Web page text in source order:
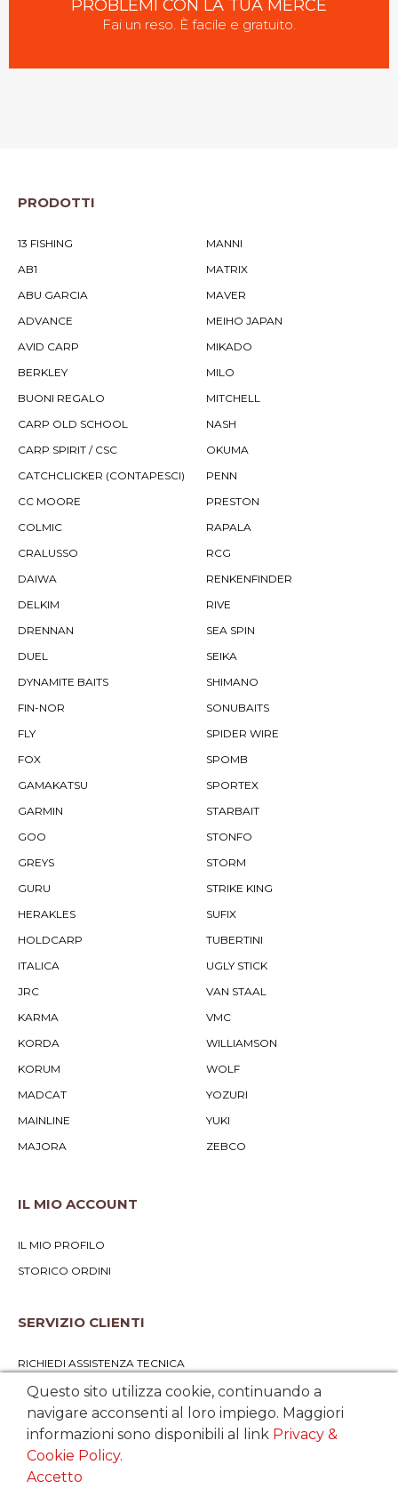
PROBLEMI CON LA TUA MERCE
Fai un reso. È facile e gratuito.
PRODOTTI
13 FISHING
AB1
ABU GARCIA
ADVANCE
AVID CARP
BERKLEY
BUONI REGALO
CARP OLD SCHOOL
CARP SPIRIT / CSC
CATCHCLICKER (CONTAPESCI)
CC MOORE
COLMIC
CRALUSSO
DAIWA
DELKIM
DRENNAN
DUEL
DYNAMITE BAITS
FIN-NOR
FLY
FOX
GAMAKATSU
GARMIN
GOO
GREYS
GURU
HERAKLES
HOLDCARP
ITALICA
JRC
KARMA
KORDA
KORUM
MADCAT
MAINLINE
MAJORA
MANNI
MATRIX
MAVER
MEIHO JAPAN
MIKADO
MILO
MITCHELL
NASH
OKUMA
PENN
PRESTON
RAPALA
RCG
RENKENFINDER
RIVE
SEA SPIN
SEIKA
SHIMANO
SONUBAITS
SPIDER WIRE
SPOMB
SPORTEX
STARBAIT
STONFO
STORM
STRIKE KING
SUFIX
TUBERTINI
UGLY STICK
VAN STAAL
VMC
WILLIAMSON
WOLF
YOZURI
YUKI
ZEBCO
IL MIO ACCOUNT
IL MIO PROFILO
STORICO ORDINI
SERVIZIO CLIENTI
RICHIEDI ASSISTENZA TECNICA
SCRIVICI UNA MAIL
CONDIZIONI DI VENDITA E RECESSO
METODI DI PAGAMENTO ACCETTATI
Questo sito utilizza cookie, continuando a
navigare acconsenti al loro impiego. Maggiori
informazioni sono disponibili al link Privacy &
Cookie Policy.
Accetto